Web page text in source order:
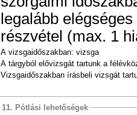
legalább
részvétel (max. 1
A vizsgaidőszakban: vizsga
A tárgyból elővizsgát tartunk a
Vizsgaidőszakban írásbeli vizsgát
11. Pótlási lehetőségek